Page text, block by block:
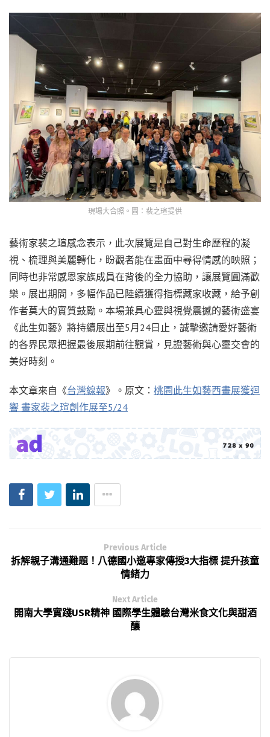
現場大合照。圖：裴之瑄提供
藝術家裴之瑄感念表示，此次展覽是自己對生命歷程的凝
視、梳理與美麗轉化，盼觀者能在畫面中尋得情感的映照；
同時也非常感恩家族成員在背後的全力協助，讓展覽圓滿歡
樂。展出期間，多幅作品已陸續獲得指標藏家收藏，給予創
作者莫大的實質鼓勵。本場兼具心靈與視覺震撼的藝術盛宴
《此生如藝》將持續展出至5月24日止，誠摯邀請愛好藝術
的各界民眾把握最後展期前往觀賞，見證藝術與心靈交會的
美好時刻。
本文章來自《台灣線報》。原文： 桃園此生如藝西畫展獲迴
響 畫家裴之瑄創作展至5/24
Previous Article
拆解親子溝通難題！八德國小邀專家傳授3大指標 提升孩童
情緒力
Next Article
開南大學實踐USR精神 國際學生體驗台灣米食文化與甜酒
釀